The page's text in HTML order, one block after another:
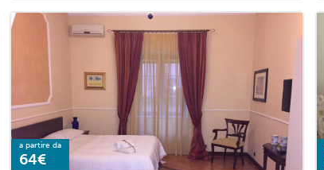
a partire da
64€